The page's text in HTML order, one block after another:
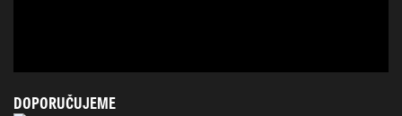
DOPORUČUJEME